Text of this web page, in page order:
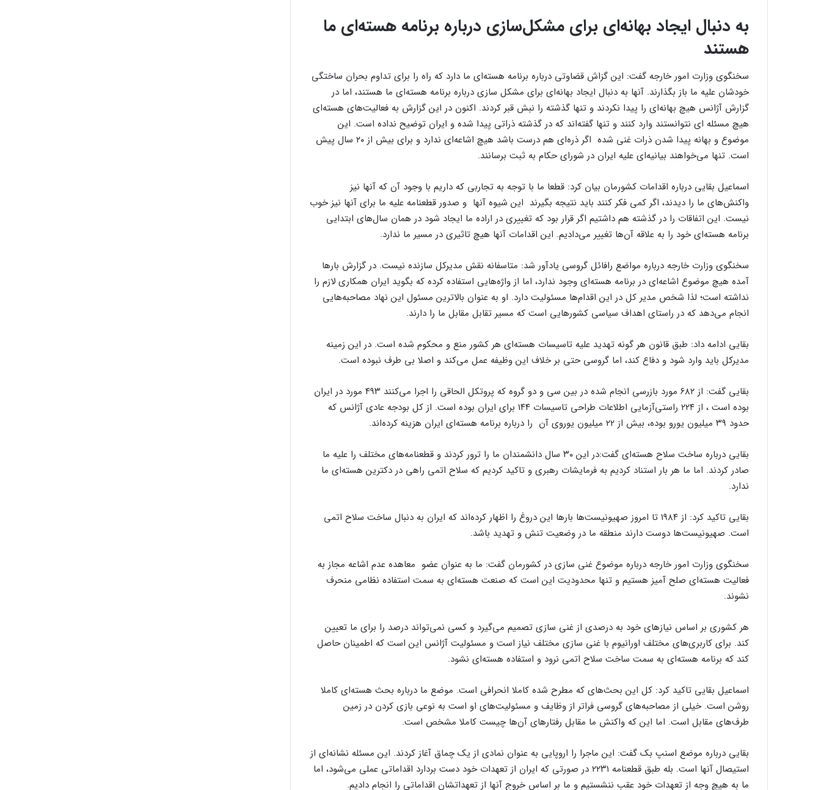
به دنبال ایجاد بهانه‌ای برای مشکل‌سازی درباره برنامه هسته‌ای ما
هستند
سخنگوی وزارت امور خارجه گفت: این گزاش قضاوتی درباره برنامه هسته‌ای ما دارد که راه را برای تداوم بحران ساختگی
خودشان علیه ما باز بگذارند. آنها به دنبال ایجاد بهانه‌ای برای مشکل سازی درباره برنامه هسته‌ای ما هستند، اما در
گزارش آژانس هیچ بهانه‌ای را پیدا نکردند و تنها گذشته را نبش قبر کردند. اکنون در این گزارش به فعالیت‌های هسته‌ای
هیچ مسئله ای نتوانستند وارد کنند و تنها گفته‌اند که در گذشته ذراتی پیدا شده و ایران توضیح نداده است. این
موضوع و بهانه پیدا شدن ذرات غنی شده اگر ذره‌ای هم درست باشد هیچ اشاعه‌ای ندارد و برای بیش از ۲۰ سال پیش
است. تنها می‌خواهند بیانیه‌ای علیه ایران در شورای حکام به ثبت برسانند.
اسماعیل بقایی درباره اقدامات کشورمان بیان کرد: قطعا ما با توجه به تجاربی که داریم با وجود آن که آنها نیز
واکنش‌های ما را دیدند، اگر کمی فکر کنند باید نتیجه بگیرند این شیوه آنها و صدور قطعنامه علیه ما برای آنها نیز خوب
نیست. این اتفاقات را در گذشته هم داشتیم اگر قرار بود که تغییری در اراده ما ایجاد شود در همان سال‌های ابتدایی
برنامه هسته‌ای خود را به علاقه آن‌ها تغییر می‌دادیم. این اقدامات آنها هیچ تاثیری در مسیر ما ندارد.
سخنگوی وزارت خارجه درباره مواضع رافائل گروسی یادآور شد: متاسفانه نقش مدیرکل سازنده نیست. در گزارش بار‌ها
آمده هیچ موضوع اشاعه‌ای در برنامه هسته‌ای وجود ندارد، اما از واژه‌هایی استفاده کرده که بگوید ایران همکاری لازم را
نداشته است؛ لذا شخص مدیر کل در این اقدام‌ها مسئولیت دارد. او به عنوان بالاترین مسئول این نهاد مصاحبه‌هایی
انجام می‌دهد که در راستای اهداف سیاسی کشور‌هایی است که مسیر تقابل مقابل ما را دارند.
بقایی ادامه داد: طبق قانون هر گونه تهدید علیه تاسیسات هسته‌ای هر کشور منع و محکوم شده است. در این زمینه
مدیرکل باید وارد شود و دفاع کند، اما گروسی حتی بر خلاف این وظیفه عمل می‌کند و اصلا بی طرف نبوده است.
بقایی گفت: از ۶۸۲ مورد بازرسی انجام شده در بین سی و دو گروه که پروتکل الحاقی را اجرا می‌کنند ۴۹۳ مورد در ایران
بوده است ، از ۲۲۴ راستی‌آزمایی اطلاعات طراحی تاسیسات ۱۴۴ برای ایران بوده است. از کل بودجه عادی آژانس که
حدود ۳۹ میلیون یورو بوده، بیش از ۲۲ میلیون یوروی آن را درباره برنامه هسته‌ای ایران هزینه کرده‌اند.
بقایی درباره ساخت سلاح هسته‌ای گفت:در این ۳۰ سال دانشمند‌ان ما را ترور کردند و قطعنامه‌های مختلف را علیه ما
صادر کردند. اما ما هر بار استناد کردیم به فرمایشات رهبری و تاکید کردیم که سلاح اتمی راهی در دکترین هسته‌ای ما
ندارد.
بقایی تاکید کرد: از ۱۹۸۴ تا امروز صهیونیست‌ها بار‌ها این دروغ را اظهار کرده‌اند که ایران به دنبال ساخت سلاح اتمی
است. صهیونیست‌ها دوست دارند منطقه ما در وضعیت تنش و تهدید باشد.
سخنگوی وزارت امور خارجه درباره موضوع غنی سازی در کشورمان گفت: ما به عنوان عضو معاهده عدم اشاعه مجاز به
فعالیت هسته‌ای صلح آمیز هستیم و تنها محدودیت این است که صنعت هسته‌ای به سمت استفاده نظامی منحرف
نشوند.
هر کشوری بر اساس نیاز‌های خود به درصدی از غنی سازی تصمیم می‌گیرد و کسی نمی‌تواند درصد را برای ما تعیین
کند. برای کاربری‌های مختلف اورانیوم با غنی سازی مختلف نیاز است و مسئولیت آژانس این است که اطمینان حاصل
کند که برنامه هسته‌ای به سمت ساخت سلاح اتمی نرود و استفاده هسته‌ای نشود.
اسماعیل بقایی تاکید کرد: کل این بحث‌های که مطرح شده کاملا انحرافی است. موضع ما درباره بحث هسته‌ای کاملا
روشن است. خیلی از مصاحبه‌های گروسی فراتر از وظایف و مسئولیت‌های او است به نوعی بازی کردن در زمین
طرف‌های مقابل است. اما این که واکنش ما مقابل رفتار‌های آن‌ها چیست کاملا مشخص است.
بقایی درباره موضع اسنپ بک گفت: این ماجرا را اروپایی به عنوان نمادی از یک چماق آغاز کردند. این مسئله نشانه‌ای از
استیصال آنها است. بله طبق قطعنامه ۲۲۳۱ در صورتی که ایران از تعهدات خود دست بردارد اقداماتی عملی می‌شود، اما
ما به هیچ وجه از تعهدات خود عقب ننشستیم و ما بر اساس خروج آنها از تعهداتشان اقداماتی را انجام دادیم.